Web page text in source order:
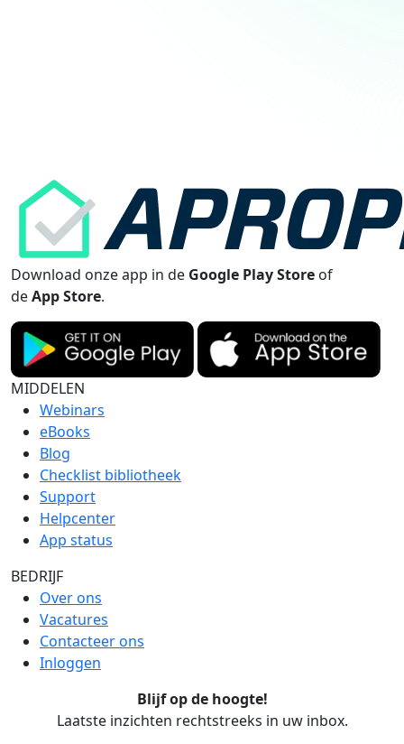
Download onze app in de Google Play Store of
deApp Store.
MIDDELEN
Webinars
eBooks
Blog
Checklist bibliotheek
Support
Helpcenter
App status
BEDRIJF
Over ons
Vacatures
Contacteer ons
Inloggen
Blijf op de hoogte!
Laatste inzichten rechtstreeks in uw inbox.